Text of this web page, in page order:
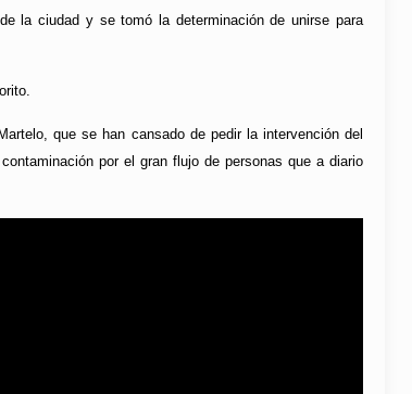
la ciudad y se tomó la determinación de unirse para
que se han cansado de pedir la intervención del
por el gran flujo de personas que a diario